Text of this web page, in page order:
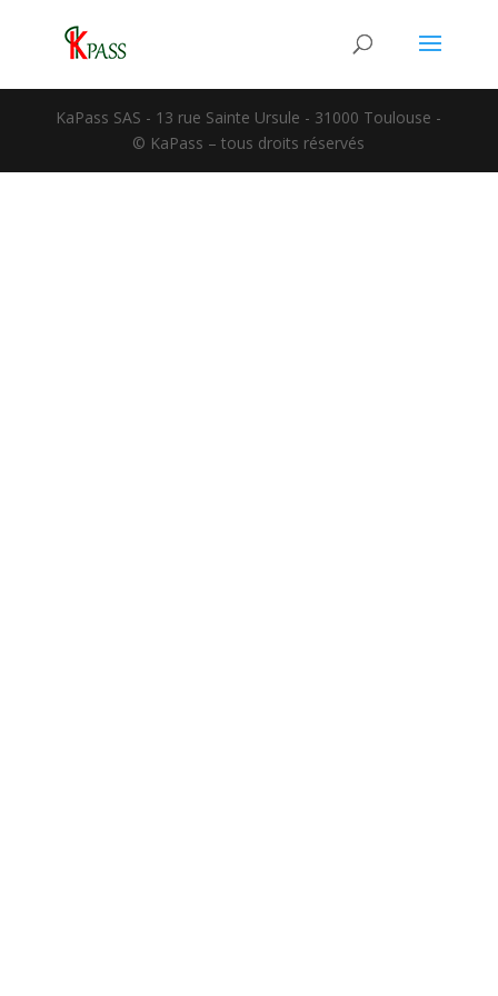
KaPass SAS - 13 rue Sainte Ursule - 31000 Toulouse -
© KaPass – tous droits réservés